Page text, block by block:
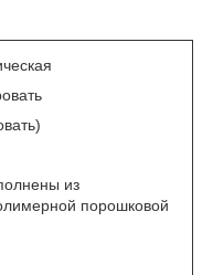
из
порошковой